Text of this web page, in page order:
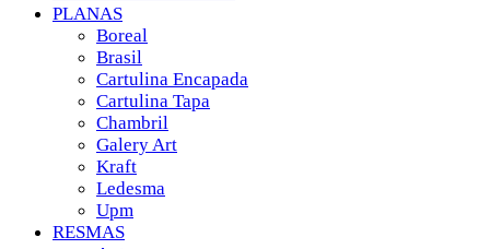
PLANAS
Boreal
Brasil
Cartulina Encapada
Cartulina Tapa
Chambril
Galery Art
Kraft
Ledesma
Upm
RESMAS